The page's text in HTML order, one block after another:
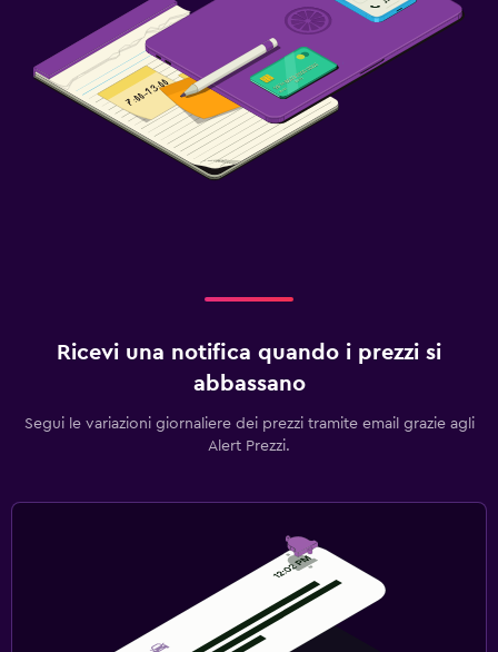
Ricevi una notifica quando i prezzi si
abbassano
Segui le variazioni giornaliere dei prezzi tramite email grazie agli
Alert Prezzi.